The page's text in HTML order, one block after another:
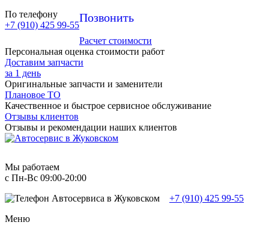
По телефону
+7 (910) 425 99-55
Позвонить
Расчет стоимости
Персональная оценка стоимости работ
Доставим запчасти
за 1 день
Оригинальные запчасти и заменители
Плановое ТО
Качественное и быстрое сервисное обслуживание
Отзывы клиентов
Отзывы и рекомендации наших клиентов
Мы работаем
с Пн-Вc 09:00-20:00
+7 (910) 425 99-55
Меню